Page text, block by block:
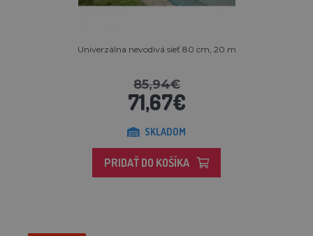
Univerzálna nevodivá sieť 80 cm, 20 m
85,94€
71,67€
SKLADOM
PRIDAŤ DO KOŠÍKA